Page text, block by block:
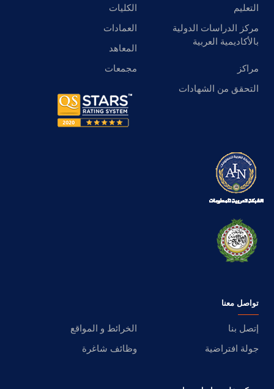
التعليم
الكليات
مركز الدراسات الدولية
بالأكاديمية العربية
العمادات
المعاهد
مراكز
مجمعات
التحقق من الشهادات
تواصل معنا
إتصل بنا
الخرائط و المواقع
جولة افتراضية
وظائف شاغرة